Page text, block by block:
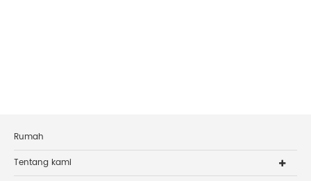
Rumah
Tentang kami